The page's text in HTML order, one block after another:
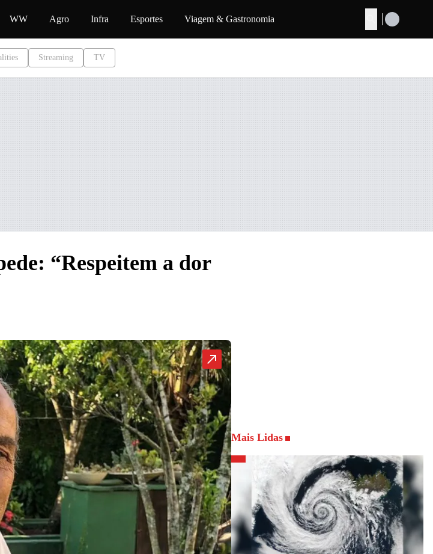
Buscar
WW Agro Infra Esportes Viagem & Gastronomia
Streaming TV
“Respeitem a dor
Mais Lidas